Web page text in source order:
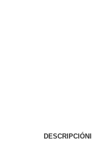
DESCRIPCIÓN